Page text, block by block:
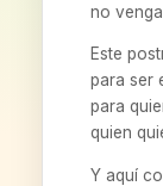
no
Este
para ser
para
quien
Y aquí